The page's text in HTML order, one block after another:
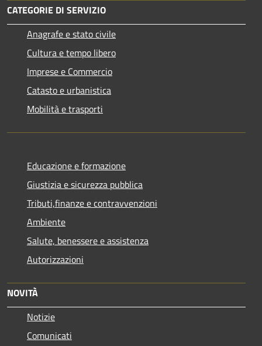
CATEGORIE DI SERVIZIO
Anagrafe e stato civile
Cultura e tempo libero
Imprese e Commercio
Catasto e urbanistica
Mobilità e trasporti
Educazione e formazione
Giustizia e sicurezza pubblica
Tributi,finanze e contravvenzioni
Ambiente
Salute, benessere e assistenza
Autorizzazioni
NOVITÀ
Notizie
Comunicati